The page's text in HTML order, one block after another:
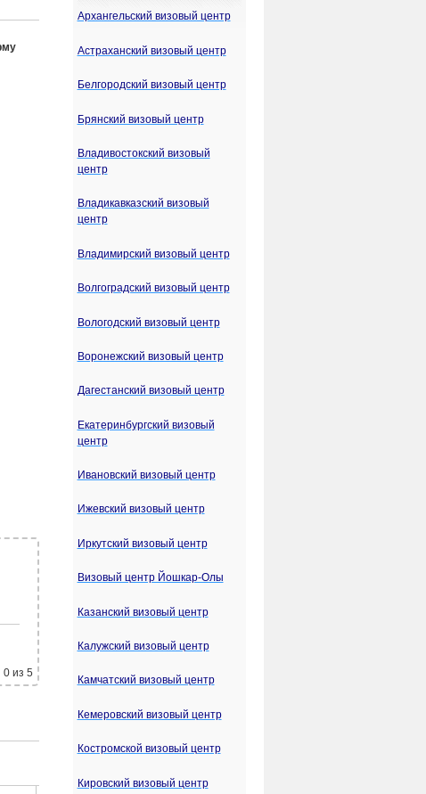
0из 5
Архангельский визовый центр
Астраханский визовый центр
Белгородский визовый центр
Брянский визовый центр
Владивостокский визовый
центр
Владикавказский визовый
центр
Владимирский визовый центр
Волгоградский визовый центр
Вологодский визовый центр
Воронежский визовый центр
Дагестанский визовый центр
Екатеринбургский визовый
центр
Ивановский визовый центр
Ижевский визовый центр
Иркутский визовый центр
Визовый центр Йошкар-Олы
Казанский визовый центр
Калужский визовый центр
Камчатский визовый центр
Кемеровский визовый центр
Костромской визовый центр
Кировский визовый центр